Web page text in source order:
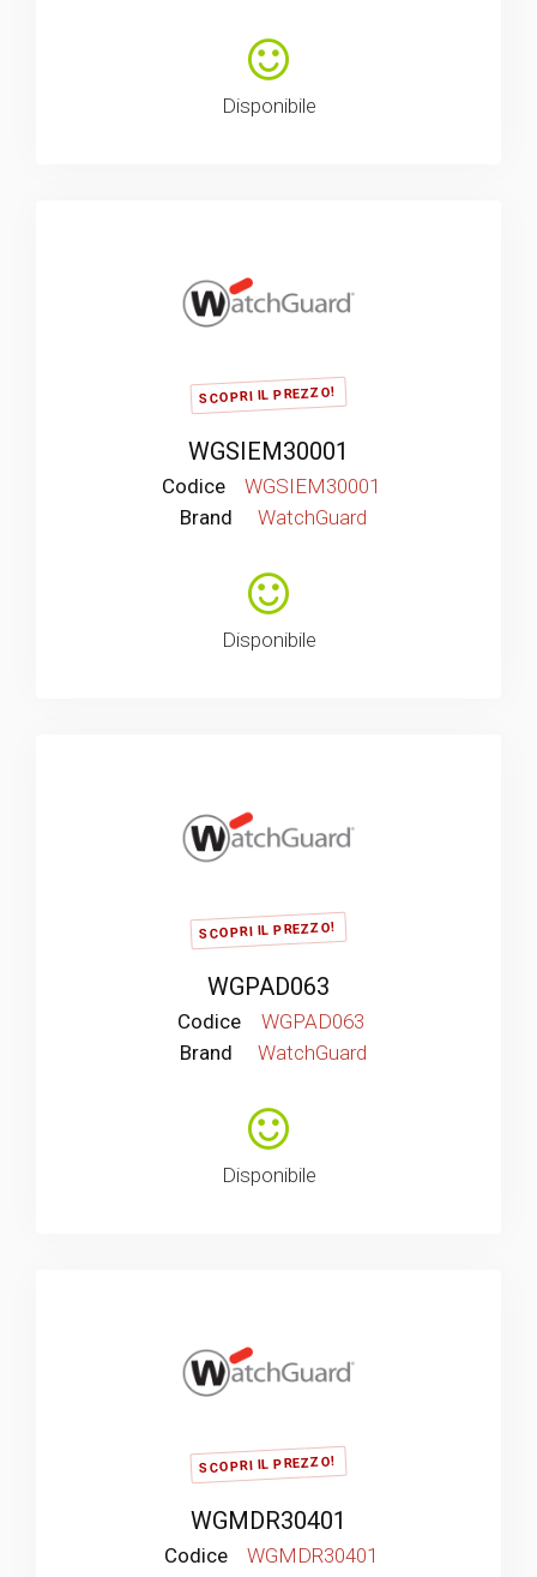
Disponibile
SCOPRI IL PREZZO!
WGSIEM30001
Codice
WGSIEM30001
Brand
WatchGuard
Disponibile
SCOPRI IL PREZZO!
WGPAD063
Codice
WGPAD063
Brand
WatchGuard
Disponibile
SCOPRI IL PREZZO!
WGMDR30401
Codice
WGMDR30401